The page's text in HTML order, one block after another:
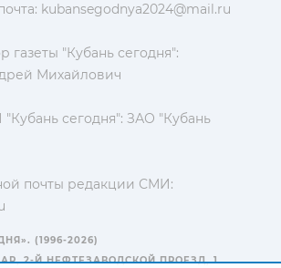
kubansegodnya2024@mail.ru
газеты "Кубань сегодня":
Михайлович
сегодня": ЗАО "Кубань
почты редакции СМИ:
(1996-2026)
2-Й НЕФТЕЗАВОДСКОЙ ПРОЕЗД, 1